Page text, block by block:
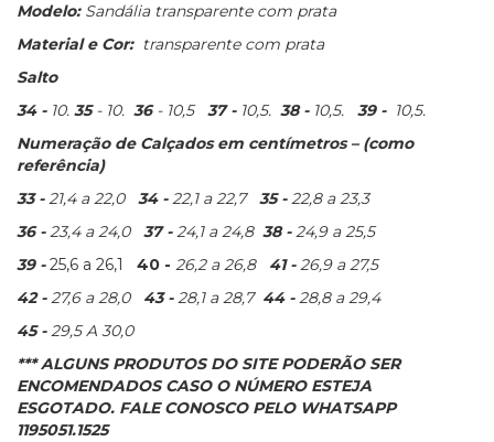
Modelo: Sandália transparente com prata
Material e Cor: transparente com prata
Salto
34 - 10. 35- 10. 36- 10,5 37 - 10,5. 38 - 10,5. 39 - 10,5.
Numeração de Calçados em centímetros – (como
referência)
33 -21,4 a 22,0 34 -22,1 a 22,7 35 -22,8 a 23,3
36 -23,4 a 24,037 -24,1 a 24,8 38 -24,9 a 25,5
39 -25,6 a 26,1 40 - 26,2 a 26,8 41 -26,9 a 27,5
42 -27,6 a 28,0 43 -28,1 a 28,7 44 -28,8 a 29,4
45 -29,5 A 30,0
*** ALGUNS PRODUTOS DO SITE PODERÃO SER
ENCOMENDADOS CASO O NÚMERO ESTEJA
ESGOTADO. FALE CONOSCO PELO WHATSAPP
1195051.1525